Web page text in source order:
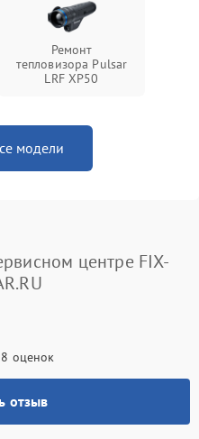
Ремонт
тепловизора Pulsar
LRF XP50
модели
центре FIX-
оценок
отзыв